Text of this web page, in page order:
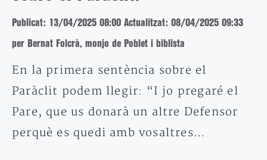
Publicat: 13/04/2025 08:00 Actualitzat: 08/04/2025 09:33
per Bernat Folcrà, monjo de Poblet i biblista
En la primera sentència sobre el
Paràclit podem llegir: “I jo pregaré el
Pare, que us donarà un altre Defensor
perquè es quedi amb vosaltres…